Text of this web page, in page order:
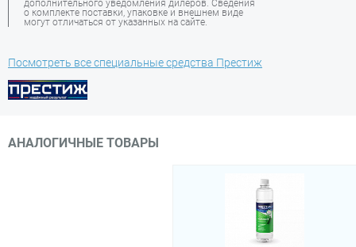
дополнительного уведомления дилеров. Сведения
о комплекте поставки, упаковке и внешнем виде
могут отличаться от указанных на сайте.
Посмотреть все специальные средства Престиж
АНАЛОГИЧНЫЕ ТОВАРЫ